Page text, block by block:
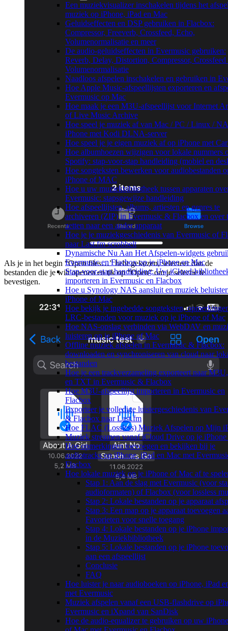
Een muziekvisualizer inschakelen tijdens het
muziek op iPhone, iPad en Mac
Geluidseffecten en DSP gebruiken in Flacbox:
Compressor, Freeverb, Crossfeed, Echo,
Volumenormalisatie en meer
De audio-geluidseffecten in Evermusic gebruiken:
Reverb, Delay, Distortion, Compressor, Crossfeed
Volumenormalisatie
Naadloos afspelen inschakelen en gebruiken in
Hoe Apple Music-afspeellijsten exporteren en
Evermusic op Mac
Hoe maak je een M3U-afspeellijst voor Internet
of Live Music Archive
Hoe speel je muziek af van Mac / PC / Linux /
iPhone met Kodi DLNA-server
Hoe speel je je eigen muziek af op iPhone met
Hoe albumhoezen wijzigen voor lokale nummers
Spotify: stap-voor-stap handleiding (mobiel en
Hoe songteksten bewerken voor audiobestanden
iPhone of MAC
Hoe u uw muziekbibliotheek tussen apparaten
Evermusic: stapsgewijze handleiding
Hoe afspeellijsten, albums, artiesten en genres te
archiveren (ZIP) in Evermusic & Flacbox en over
zetten naar een ander apparaat
Hoe je je muziekgeschiedenis van Evermusic of
naar Last.fm scrobbelt
Dynamische Nu Aan Het Afspelen-widgets
Evermusic en Flacbox op je iPhone en Mac
Stap-voor-stap handleiding: Uw iCloud-
importeren in Evermusic en Flacbox
Hoe u Synology NAS aansluit en muziek
iPhone of Mac
Hoe bekijk je ingebedde songteksten,
LRC-bestanden voor muziek op je iPhone of Mac
Hoe NAS-opslag verbinden via WebDAV en
luisteren op je iPhone of Mac
Offline muziek afspelen in Evermusic & Flacbox:
downloaden en synchroniseren van cloud naar
bestanden
Hoe je een trackverzameling exporteert naar
en TXT in Evermusic & Flacbox
Hoe M3U-afspeellijst importeren in Evermusic en
Flacbox
Exporteer je volledige luistergeschiedenis van
& Flacbox naar Last.fm
Hoe FLAC (Lossless) Muziek Afspelen op Mijn
Muziek streamen vanaf iCloud Drive op je
Hoe opmerkingen toevoegen en bekijken bij je
audiotracks op iPhone, iPad en Mac met
Flacbox
Hoe lokale muziek op je iPhone of Mac af te
Stap 1: Aan de slag met Evermusic (voor
audioformaten) of Flacbox (voor lossless
Stap 2: Lokale bestanden op je apparaat
Stap 3: Een map op je apparaat toevoegen
Favorieten voor snelle toegang
Stap 4: Lokale bestanden op je iPhone
in de Muziekbibliotheek
Stap 5: Lokale bestanden op je iPhone
aan een afspeellijst
Conclusie
FAQ
Hoe luister je naar audioboeken op iPhone, iPad
met Evermusic
Muziek afspelen vanaf een USB-flashdrive op
Evermusic en iXpand van SanDisk
Hoe de audio-equalizer te gebruiken op uw
Als je in het begin “Open files…” hebt gekozen, selecteer dan de
bestanden die je wilt openen en tik op “Open” om je selectie te
bevestigen.